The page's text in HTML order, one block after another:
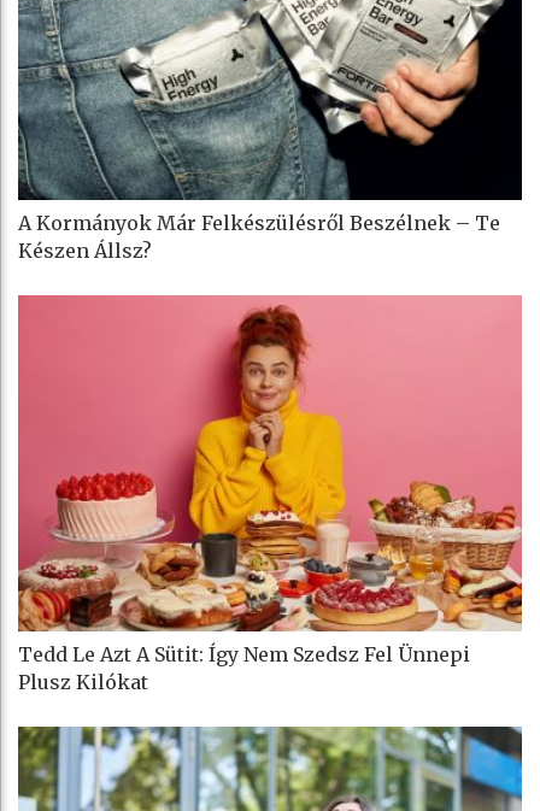
A Kormányok Már Felkészülésről Beszélnek – Te
Készen Állsz?
Tedd Le Azt A Sütit: Így Nem Szedsz Fel Ünnepi
Plusz Kilókat